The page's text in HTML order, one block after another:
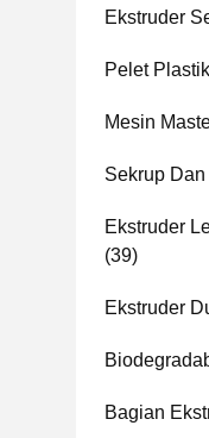
Ekstruder
Pelet
Mesin
Sekrup
Ekstruder
(39)
Ekstruder
Bagian